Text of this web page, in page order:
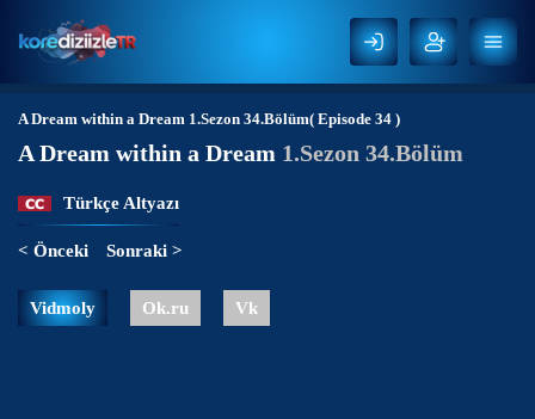
A Dream within a Dream 1.Sezon 34.Bölüm( Episode 34 )
A Dream within a Dream 1.Sezon 34.Bölüm
Türkçe Altyazı
< Önceki Sonraki >
Vidmoly Ok.ru Vk